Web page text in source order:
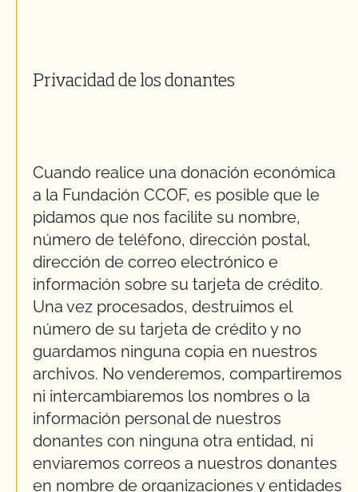
Privacidad de los donantes
Cuando realice una donación económica
a la Fundación CCOF, es posible que le
pidamos que nos facilite su nombre,
número de teléfono, dirección postal,
dirección de correo electrónico e
información sobre su tarjeta de crédito.
Una vez procesados, destruimos el
número de su tarjeta de crédito y no
guardamos ninguna copia en nuestros
archivos. No venderemos, compartiremos
ni intercambiaremos los nombres o la
información personal de nuestros
donantes con ninguna otra entidad, ni
enviaremos correos a nuestros donantes
en nombre de organizaciones y entidades